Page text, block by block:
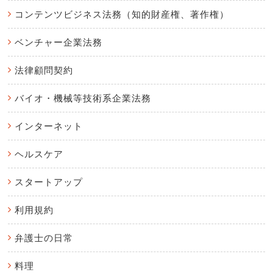
コンテンツビジネス法務（知的財産権、著作権）
ベンチャー企業法務
法律顧問契約
バイオ・機械等技術系企業法務
インターネット
ヘルスケア
スタートアップ
利用規約
弁護士の日常
料理